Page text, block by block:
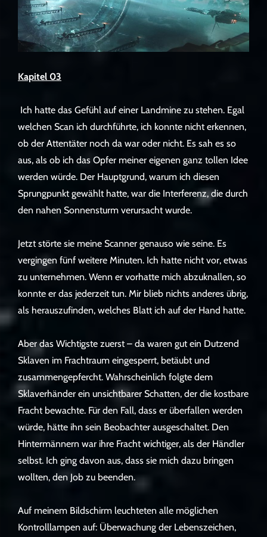
Kapitel 03
Ich hatte das Gefühl auf einer Landmine zu stehen. Egal
welchen Scan ich durchführte, ich konnte nicht erkennen,
ob der Attentäter noch da war oder nicht. Es sah es so
aus, als ob ich das Opfer meiner eigenen ganz tollen Idee
werden würde. Der Hauptgrund, warum ich diesen
Sprungpunkt gewählt hatte, war die Interferenz, die durch
den nahen Sonnensturm verursacht wurde.
Jetzt störte sie meine Scanner genauso wie seine. Es
vergingen fünf weitere Minuten. Ich hatte nicht vor, etwas
zu unternehmen. Wenn er vorhatte mich abzuknallen, so
konnte er das jederzeit tun. Mir blieb nichts anderes übrig,
als herauszufinden, welches Blatt ich auf der Hand hatte.
Aber das Wichtigste zuerst – da waren gut ein Dutzend
Sklaven im Frachtraum eingesperrt, betäubt und
zusammengepfercht. Wahrscheinlich folgte dem
Sklaverhänder ein unsichtbarer Schatten, der die kostbare
Fracht bewachte. Für den Fall, dass er überfallen werden
würde, hätte ihn sein Beobachter ausgeschaltet. Den
Hintermännern war ihre Fracht wichtiger, als der Händler
selbst. Ich ging davon aus, dass sie mich dazu bringen
wollten, den Job zu beenden.
Auf meinem Bildschirm leuchteten alle möglichen
Kontrolllampen auf: Überwachung der Lebenszeichen,